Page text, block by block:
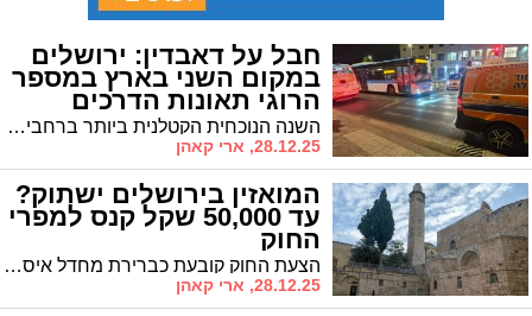
חבל על דאבדין: ירושלים
במקום השני בארץ במספר
הרוגי תאונות הדרכים
השנה הנוכחית הקטלנית ביותר ברחבי הארץ עם 452 בני אדם שנהרגו בתאונות דרכים • הנתון הקשה בירושלים מציב אותה במקום השני
28.12.25, ארי קאהן
המואזין בירושלים ישתוק?
עד 50,000 שקל קנס למפרי
החוק
הצעת החוק קובעת כברירת מחדל איסור על הפעלת מערכות כריזה שתתאפשר רק בהיתר פרטני ומחמיר • קנסות של עד 50 אלף שקלים והסמכת שוטרים להחרמת ציוד הכריזה
28.12.25, ארי קאהן